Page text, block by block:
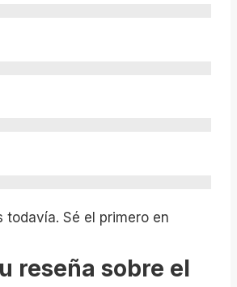
todavía. Sé el primero en
reseña sobre el